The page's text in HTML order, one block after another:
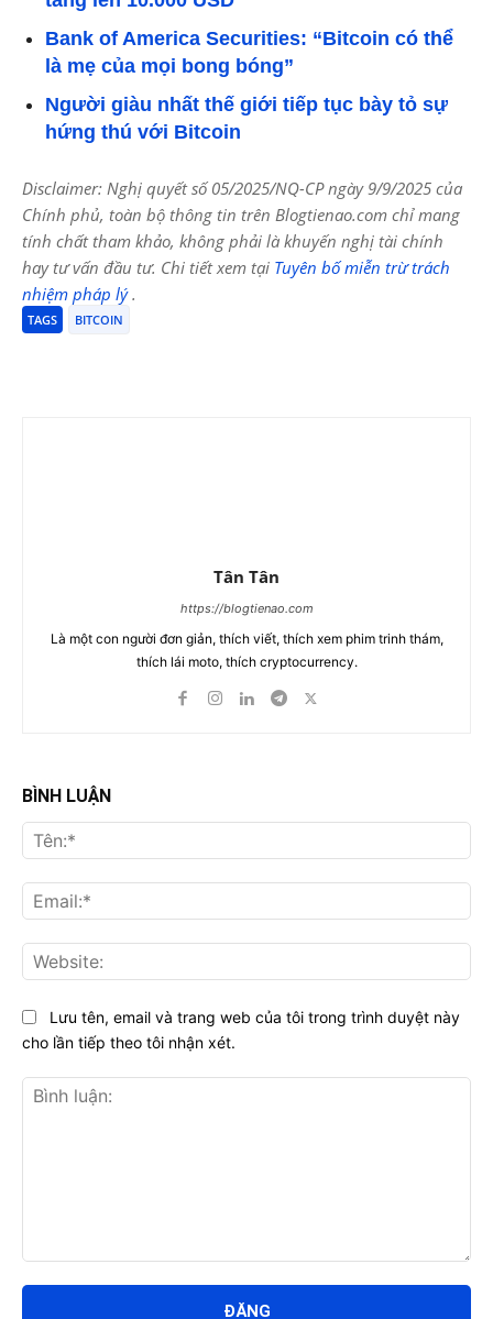
Bank of America Securities: “Bitcoin có thể
là mẹ của mọi bong bóng”
Người giàu nhất thế giới tiếp tục bày tỏ sự
hứng thú với Bitcoin
Disclaimer: Nghị quyết số 05/2025/NQ-CP ngày 9/9/2025 của
Chính phủ, toàn bộ thông tin trên Blogtienao.com chỉ mang
tính chất tham khảo, không phải là khuyến nghị tài chính
hay tư vấn đầu tư. Chi tiết xem tại Tuyên bố miễn trừ trách
nhiệm pháp lý.
TAGS BITCOIN
Tân Tân
https://blogtienao.com
Là một con người đơn giản, thích viết, thích xem phim trinh thám,
thích lái moto, thích cryptocurrency.
BÌNH LUẬN
luận:
Lưu tên, email và trang web của tôi trong trình duyệt này
cho lần tiếp theo tôi nhận xét.